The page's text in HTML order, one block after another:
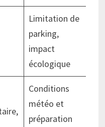
Limitation de
parking,
impact
écologique
Conditions
météo et
préparation